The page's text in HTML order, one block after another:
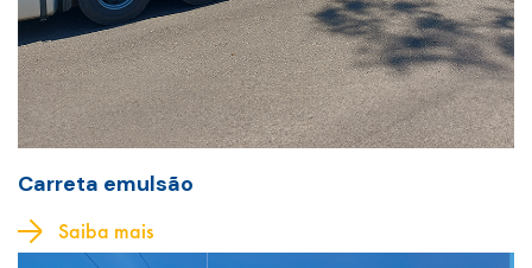
Carreta emulsão
Saiba mais